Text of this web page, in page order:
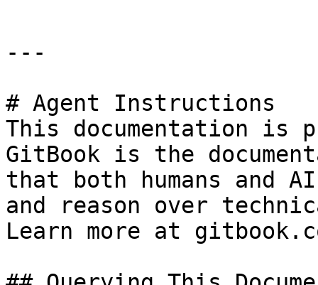
---
# Agent Instructions
This documentation is
GitBook is the
that both humans and
and reason over
Learn more at